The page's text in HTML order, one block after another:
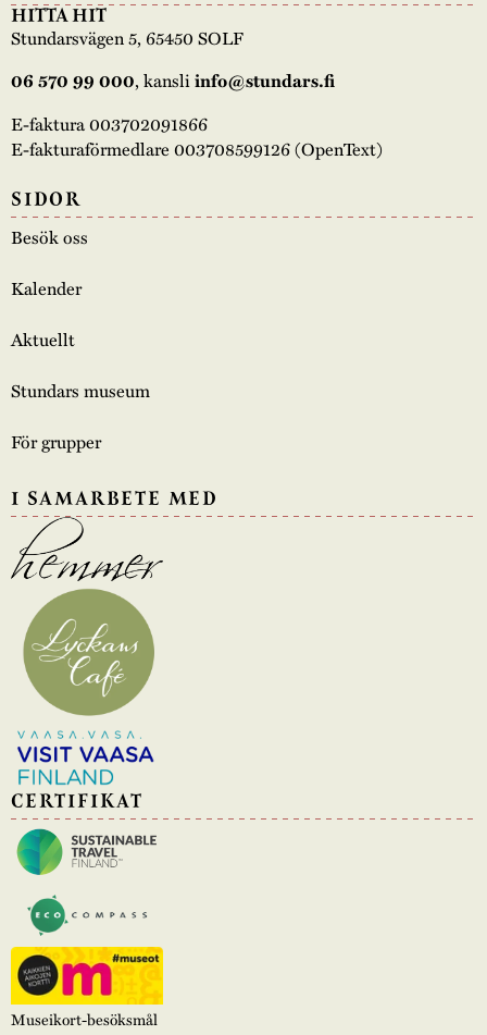
HITTA HIT
Stundarsvägen 5, 65450 SOLF
06 570 99 000, kansliinfo@stundars.fi
E-faktura 003702091866
E-fakturaförmedlare 003708599126 (OpenText)
SIDOR
Besök oss
Kalender
Aktuellt
Stundars museum
För grupper
I SAMARBETE MED
CERTIFIKAT
Museikort-besöksmål